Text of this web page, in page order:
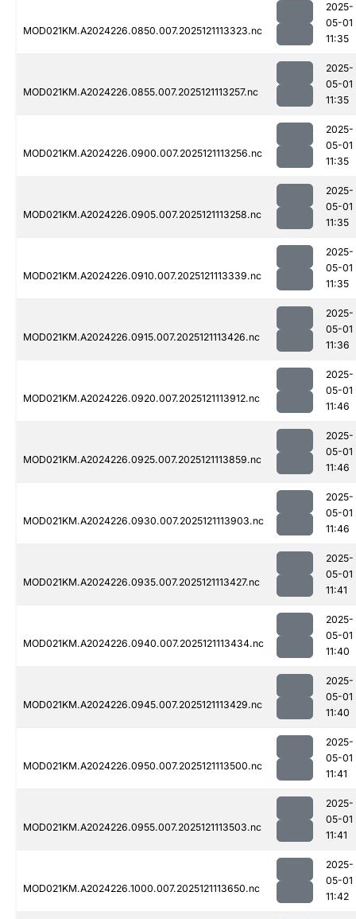
MOD021KM.A2024226.0850.007.2025121113323.nc
2025-
05-01
11:35
MOD021KM.A2024226.0855.007.2025121113257.nc
2025-
05-01
11:35
MOD021KM.A2024226.0900.007.2025121113256.nc
2025-
05-01
11:35
MOD021KM.A2024226.0905.007.2025121113258.nc
2025-
05-01
11:35
MOD021KM.A2024226.0910.007.2025121113339.nc
2025-
05-01
11:35
MOD021KM.A2024226.0915.007.2025121113426.nc
2025-
05-01
11:36
MOD021KM.A2024226.0920.007.2025121113912.nc
2025-
05-01
11:46
MOD021KM.A2024226.0925.007.2025121113859.nc
2025-
05-01
11:46
MOD021KM.A2024226.0930.007.2025121113903.nc
2025-
05-01
11:46
MOD021KM.A2024226.0935.007.2025121113427.nc
2025-
05-01
11:41
MOD021KM.A2024226.0940.007.2025121113434.nc
2025-
05-01
11:40
MOD021KM.A2024226.0945.007.2025121113429.nc
2025-
05-01
11:40
MOD021KM.A2024226.0950.007.2025121113500.nc
2025-
05-01
11:41
MOD021KM.A2024226.0955.007.2025121113503.nc
2025-
05-01
11:41
MOD021KM.A2024226.1000.007.2025121113650.nc
2025-
05-01
11:42